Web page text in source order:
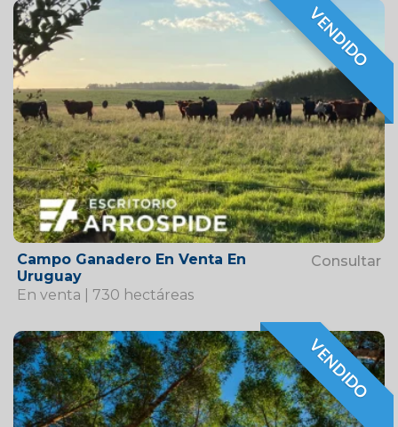
VENDIDO
VENDIDO
Campo Ganadero En Venta En
Uruguay
Consultar
En venta | 730 hectáreas
VENDIDO
VENDIDO